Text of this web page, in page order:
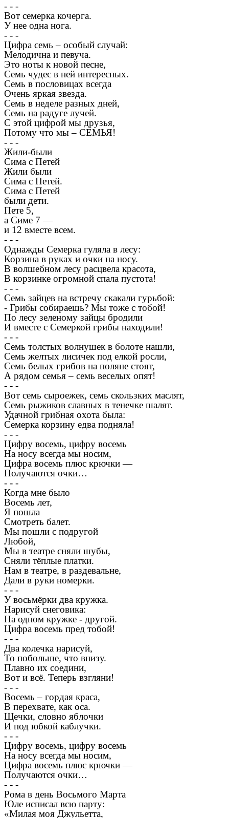
- - -
Вот семерка кочерга.
У нее одна нога.
- - -
Цифра семь – особый случай:
Мелодична и певуча.
Это ноты к новой песне,
Семь чудес в ней интересных.
Семь в пословицах всегда
Очень яркая звезда.
Семь в неделе разных дней,
Семь на радуге лучей.
С этой цифрой мы друзья,
Потому что мы – СЕМЬЯ!
- - -
Жили-были
Сима с Петей
Жили были
Сима с Петей.
Сима с Петей
были дети.
Пете 5,
а Симе 7 —
и 12 вместе всем.
- - -
Однажды Семерка гуляла в лесу:
Корзина в руках и очки на носу.
В волшебном лесу расцвела красота,
В корзинке огромной спала пустота!
- - -
Семь зайцев на встречу скакали гурьбой:
- Грибы собираешь? Мы тоже с тобой!
По лесу зеленому зайцы бродили
И вместе с Семеркой грибы находили!
- - -
Семь толстых волнушек в болоте нашли,
Семь желтых лисичек под елкой росли,
Семь белых грибов на поляне стоят,
А рядом семья – семь веселых опят!
- - -
Вот семь сыроежек, семь скользких маслят,
Семь рыжиков славных в тенечке шалят.
Удачной грибная охота была:
Семерка корзину едва подняла!
- - -
Цифру восемь, цифру восемь
На носу всегда мы носим,
Цифра восемь плюс крючки —
Получаются очки…
- - -
Когда мне было
Восемь лет,
Я пошла
Смотреть балет.
Мы пошли с подругой
Любой,
Мы в театре сняли шубы,
Сняли тёплые платки.
Нам в театре, в раздевальне,
Дали в руки номерки.
- - -
У восьмёрки два кружка.
Нарисуй снеговика:
На одном кружке - другой.
Цифра восемь пред тобой!
- - -
Два колечка нарисуй,
То побольше, что внизу.
Плавно их соедини,
Вот и всё. Теперь взгляни!
- - -
Восемь – гордая краса,
В перехвате, как оса.
Щечки, словно яблочки
И под юбкой каблучки.
- - -
Цифру восемь, цифру восемь
На носу всегда мы носим,
Цифра восемь плюс крючки —
Получаются очки…
- - -
Рома в день Восьмого Марта
Юле исписал всю парту:
«Милая моя Джульетта,